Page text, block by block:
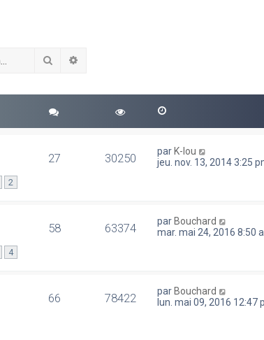
Rechercher
2
27 30250 par K-lou
jeu. nov. 13, 2014 3:25
4
58 63374 par Bouchard
mar. mai 24, 2016 8:50
66 78422 par Bouchard
lun. mai 09, 2016 12:47